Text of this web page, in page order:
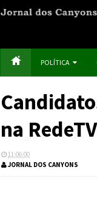
POLÍTICA
na
11:06:00
JORNAL DOS CANYONS